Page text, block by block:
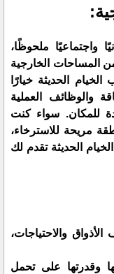
واجتماعيًا ملحوظًا،
المساحات الخارجية
الحديثة خيارًا
والوظائف العملية
للمكان. سواء كنت
مريحة للاسترخاء،
الحديثة تقدم لك
والاحتياجات،
وقدرتها على تحمل